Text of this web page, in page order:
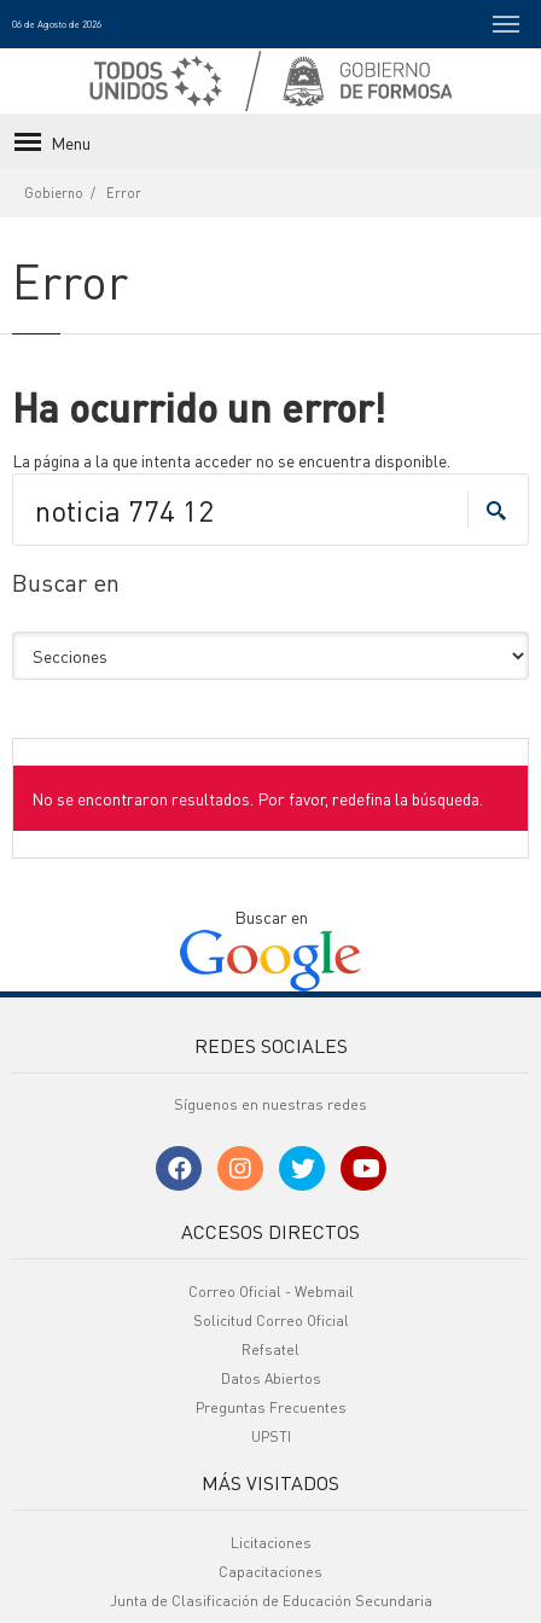
06 de Agosto de 2026
Menu
Gobierno Error
Error
Ha ocurrido un error!
La página a la que intenta acceder no se encuentra disponible.
Buscar en
No se encontraron resultados. Por favor, redefina la búsqueda.
Buscar en
REDES SOCIALES
Síguenos en nuestras redes
ACCESOS DIRECTOS
Correo Oficial - Webmail
Solicitud Correo Oficial
Refsatel
Datos Abiertos
Preguntas Frecuentes
UPSTI
MÁS VISITADOS
Licitaciones
Capacitaciones
Junta de Clasificación de Educación Secundaria